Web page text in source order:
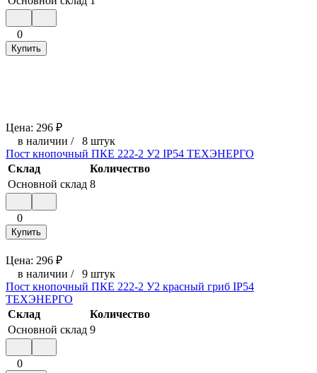
0
Купить
Цена: 296 ₽
в наличии / 8 штук
Пост кнопочный ПКЕ 222-2 У2 IP54 ТЕХЭНЕРГО
Склад
Количество
Основной склад 8
0
Купить
Цена: 296 ₽
в наличии / 9 штук
Пост кнопочный ПКЕ 222-2 У2 красный гриб IP54
ТЕХЭНЕРГО
Склад
Количество
Основной склад 9
0